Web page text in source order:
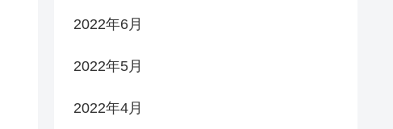
2022年6月
2022年5月
2022年4月